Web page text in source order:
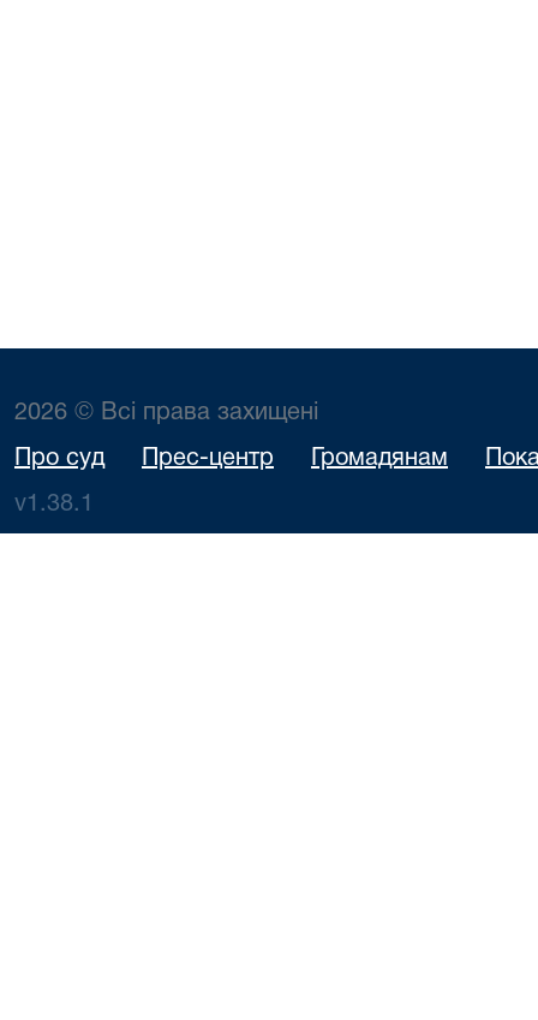
2026 © Всі права захищені
Про суд Прес-центр Громадянам
v1.38.1